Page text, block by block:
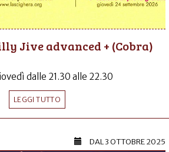
Jive advanced + (Cobra)
dalle 21.30 alle 22.30
LEGGI TUTTO
DAL3 OTTOBRE 2025